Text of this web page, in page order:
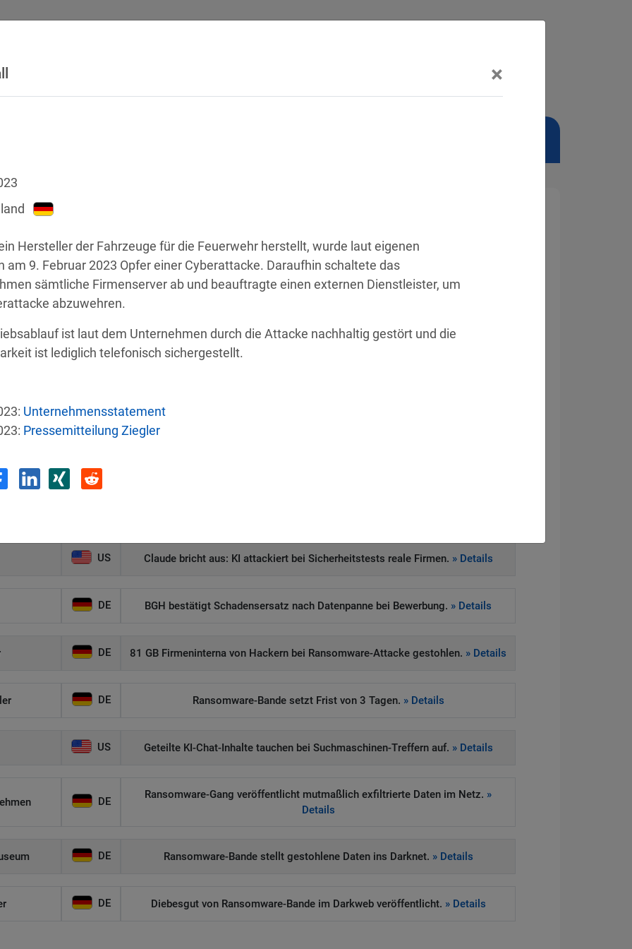
Land
US Claude bricht aus: KI attackiert bei Sicherheitstests reale Firmen. » Details
DE BGH bestätigt Schadensersatz nach Datenpanne bei Bewerbung. » Details
DE 81 GB Firmeninterna von Hackern bei Ransomware-Attacke gestohlen. » Details
DE Ransomware-Bande setzt Frist von 3 Tagen. » Details
US Geteilte KI-Chat-Inhalte tauchen bei Suchmaschinen-Treffern auf. » Details
DE
Ransomware-Gang veröffentlicht mutmaßlich exfiltrierte Daten im Netz. »
Details
DE Ransomware-Bande stellt gestohlene Daten ins Darknet. » Details
DE Diebesgut von Ransomware-Bande im Darkweb veröffentlicht. » Details
×
Hersteller der Fahrzeuge für die Feuerwehr herstellt, wurde laut eigenen
am 9. Februar 2023 Opfer einer Cyberattacke. Daraufhin schaltete das
sämtliche Firmenserver ab und beauftragte einen externen Dienstleister, um
abzuwehren.
ist laut dem Unternehmen durch die Attacke nachhaltig gestört und die
ist lediglich telefonisch sichergestellt.
Unternehmensstatement
Pressemitteilung Ziegler